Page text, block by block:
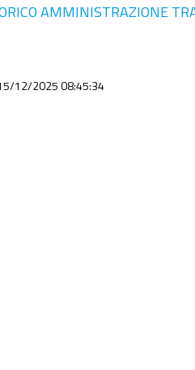
AMMINISTRAZIONE
12/2025 08:45:34